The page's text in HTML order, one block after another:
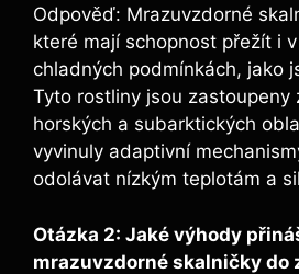
Odpověď: Mrazuvzdorné
které mají schopnost přežít i
chladných podmínkách, jako
Tyto rostliny jsou zastoupeny
horských a subarktických
vyvinuly adaptivní
odolávat nízkým teplotám a
Otázka 2: Jaké výhody
mrazuvzdorné skalničky do